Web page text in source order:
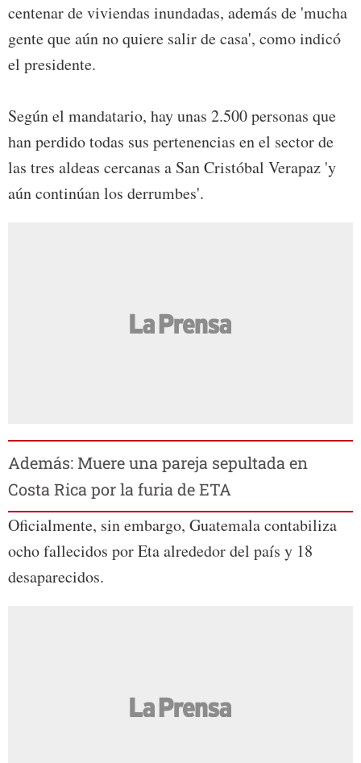
centenar de viviendas inundadas, además de 'mucha
gente que aún no quiere salir de casa', como indicó
el presidente.
Según el mandatario, hay unas 2.500 personas que
han perdido todas sus pertenencias en el sector de
las tres aldeas cercanas a San Cristóbal Verapaz 'y
aún continúan los derrumbes'.
Además: Muere una pareja sepultada en
Costa Rica por la furia de ETA
Oficialmente, sin embargo, Guatemala contabiliza
ocho fallecidos por Eta alrededor del país y 18
desaparecidos.